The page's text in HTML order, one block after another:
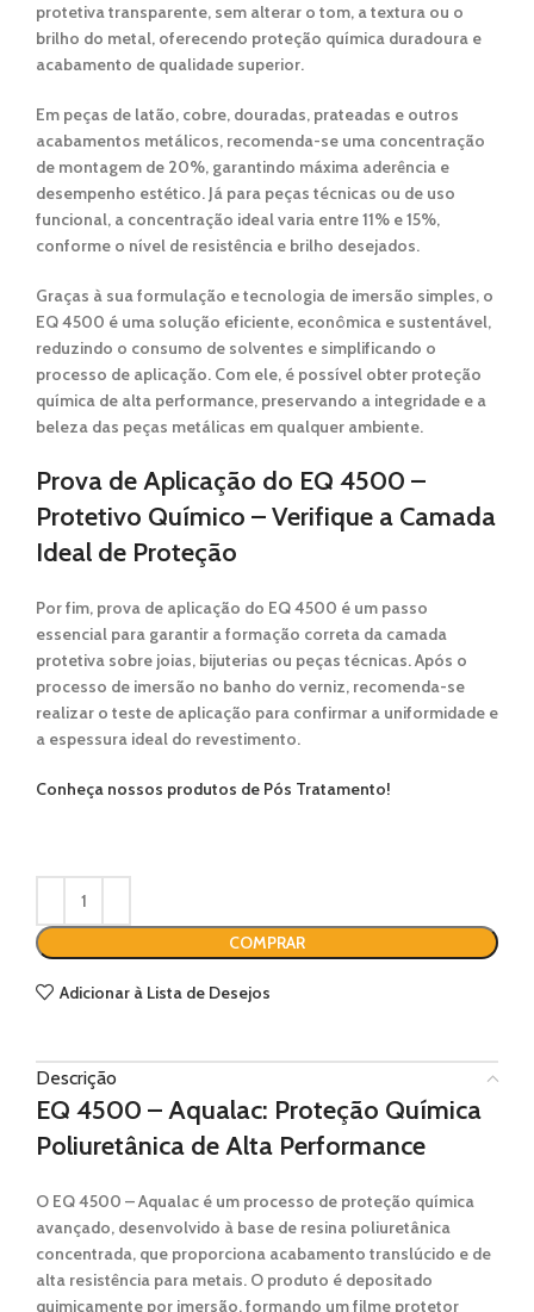
protetiva transparente, sem alterar o tom, a textura ou o
brilho do metal, oferecendo proteção química duradoura e
acabamento de qualidade superior.
Em peças de latão, cobre, douradas, prateadas e outros
acabamentos metálicos, recomenda-se uma concentração
de montagem de 20%, garantindo máxima aderência e
desempenho estético. Já para peças técnicas ou de uso
funcional, a concentração ideal varia entre 11% e 15%,
conforme o nível de resistência e brilho desejados.
Graças à suaformulação e tecnologia de imersão simples, o
EQ 4500 é uma solução eficiente, econômica e sustentável,
reduzindo o consumo de solventes e simplificando o
processo de aplicação. Com ele, é possível obter proteção
química de alta performance, preservando a integridade e a
beleza das peças metálicas em qualquer ambiente.
Prova de Aplicação do EQ 4500 –
Protetivo Químico – Verifique a Camada
Ideal de Proteção
Por fim, prova de aplicação do EQ 4500 é um passo
essencial para garantir aformação correta da camada
protetiva sobre joias, bijuterias ou peças técnicas. Após o
processo de imersão no banho do verniz, recomenda-se
realizar o teste de aplicação para confirmar a uniformidade e
a espessura ideal do revestimento.
Conheça nossos produtos de Pós Tratamento!
COMPRAR
Adicionar à Lista de Desejos
Descrição
EQ 4500 – Aqualac: Proteção Química
Poliuretânica de Alta Performance
O EQ 4500 – Aqualac é um processo de proteção química
avançado, desenvolvido à base de resina poliuretânica
concentrada, que proporciona acabamento translúcido e de
alta resistência para metais. O produto é depositado
quimicamente por imersão, formando umfilme protetor